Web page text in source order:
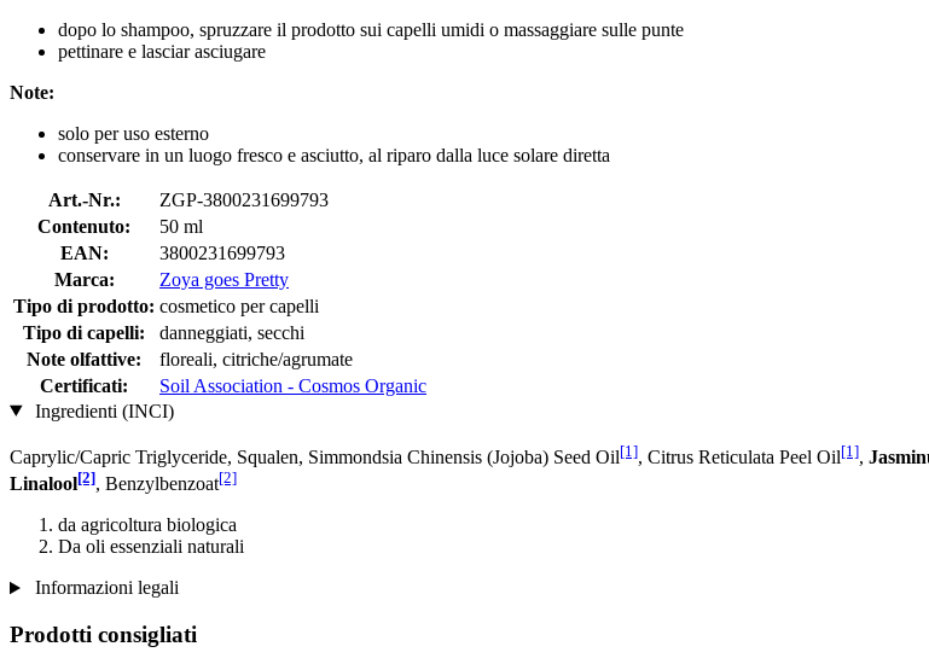
dopo lo shampoo, spruzzare il prodotto sui capelli umidi o massaggiare sulle punte
pettinare e lasciar asciugare
Note:
solo per uso esterno
conservare in un luogo fresco e asciutto, al riparo dalla luce solare diretta
Art.-Nr.:
ZGP-3800231699793
Contenuto:
50 ml
EAN:
3800231699793
Marca:
Zoya goes Pretty
Tipo di prodotto: cosmetico per capelli
Tipo di capelli:
danneggiati, secchi
Note olfattive:
floreali, citriche/agrumate
Certificati:
Soil Association - Cosmos Organic
Ingredienti (INCI)
Caprylic/Capric Triglyceride, Squalen, Simmondsia Chinensis (Jojoba) Seed Oil[1], Citrus Reticulata Peel Oil[1],
Linalool[2], Benzylbenzoat[2]
da agricoltura biologica
Da oli essenziali naturali
Informazioni legali
Prodotti consigliati